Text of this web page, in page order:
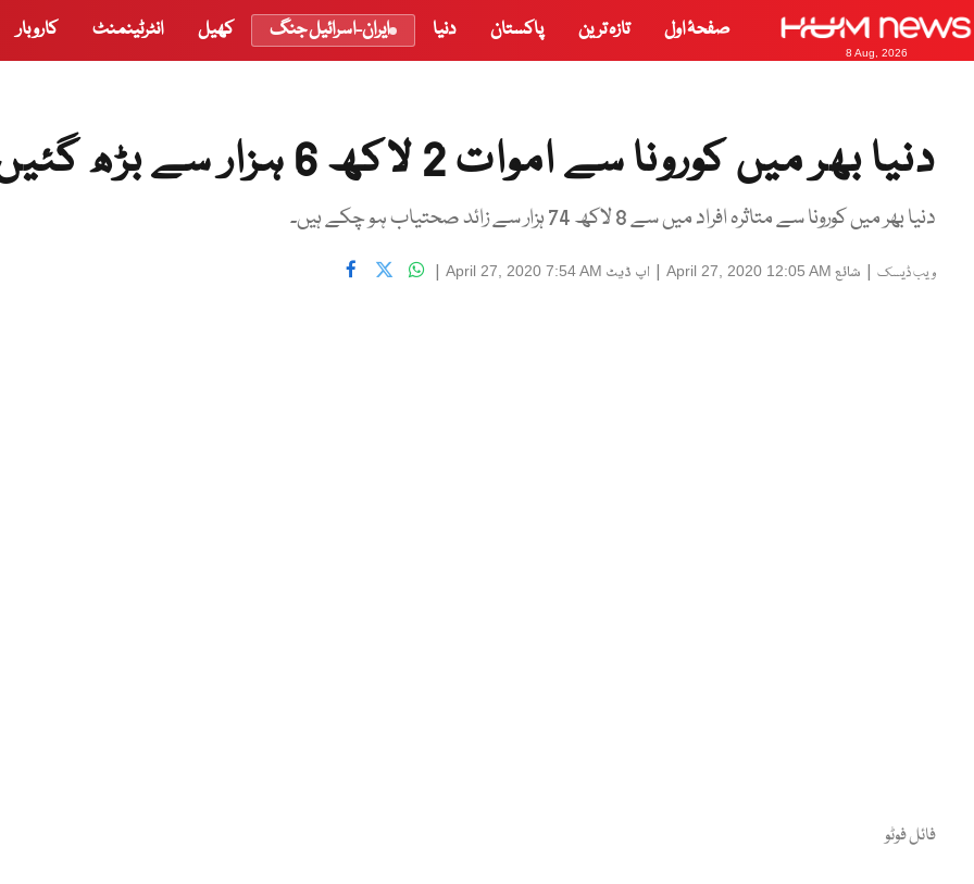
8 Aug, 2026
صفحۂ اول تازہ ترین پاکستان دنیا ایران-اسرائیل جنگ کھیل انٹرٹینمنٹ کاروبار
دنیا بھر میں کورونا سے اموات 2 لاکھ 6 ہزار سے بڑھ گئیں
دنیا بھر میں کورونا سے متاثرہ افراد میں سے 8 لاکھ 74 ہزار سے زائد صحتیاب ہو چکے ہیں۔
ویب ڈیسک | شائع April 27, 2020 12:05 AM
| اپ ڈیٹ April 27, 2020 7:54 AM
|
فائل فوٹو